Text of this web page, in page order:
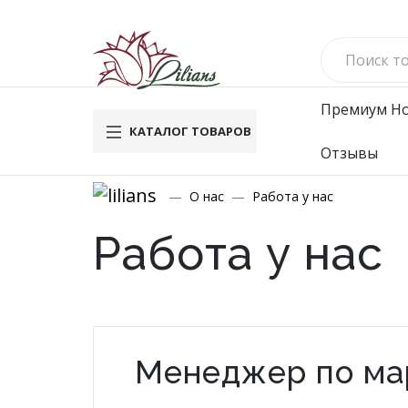
КАТАЛОГ ТОВАРОВ
Премиум
Отзывы
Брюки
О нас Работа у нас
Работа у нас
Менеджер по